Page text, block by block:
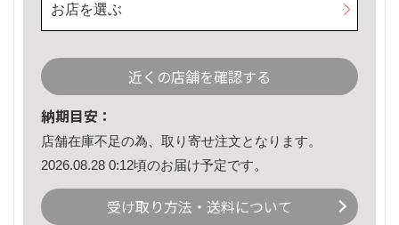
お店を選ぶ
近くの店舗を確認する
納期目安：
店舗在庫不足の為、取り寄せ注文となります。
2026.08.28 0:12頃のお届け予定です。
受け取り方法・送料について